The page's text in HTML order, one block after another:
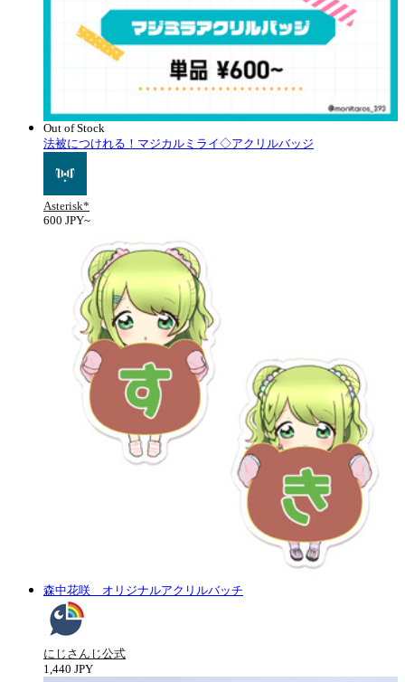
Out of Stock
法被につけれる！マジカルミライ◇アクリルバッジ
Asterisk*
600 JPY~
森中花咲 オリジナルアクリルバッチ
にじさんじ公式
1,440 JPY